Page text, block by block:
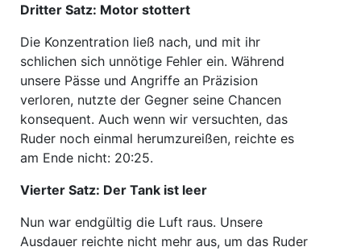
Dritter Satz: Motor stottert
Die Konzentration ließ nach, und mit ihr
schlichen sich unnötige Fehler ein. Während
unsere Pässe und Angriffe an Präzision
verloren, nutzte der Gegner seine Chancen
konsequent. Auch wenn wir versuchten, das
Ruder noch einmal herumzureißen, reichte es
am Ende nicht: 20:25.
Vierter Satz: Der Tank ist leer
Nun war endgültig die Luft raus. Unsere
Ausdauer reichte nicht mehr aus, um das Ruder